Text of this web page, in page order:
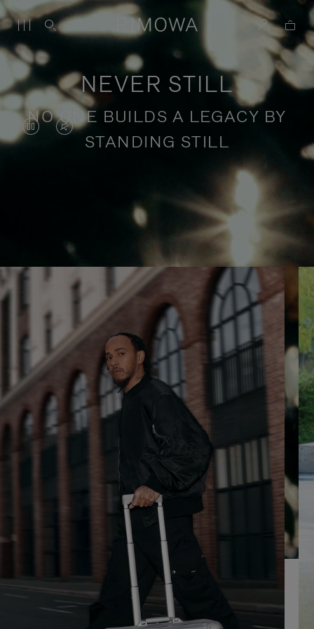
NEVER STILL
NO ONE BUILDS A LEGACY BY
STANDING STILL
O
PAUSADO,
PRESSIONE
PARA
REPRODUZI-
LO
O
SOM.
POR
FAVOR,
CLIQUE
PARA
ATIVÁ-
LO
Histórias de viagens com propósito